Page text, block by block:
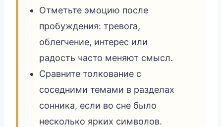
Отметьте эмоцию после
пробуждения: тревога,
облегчение, интерес или
радость часто меняют смысл.
Сравните толкование с
соседними темами в разделах
сонника, если во сне было
несколько ярких символов.